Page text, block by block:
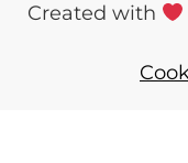
Created with